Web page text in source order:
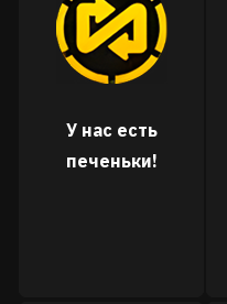
У нас есть
печеньки!